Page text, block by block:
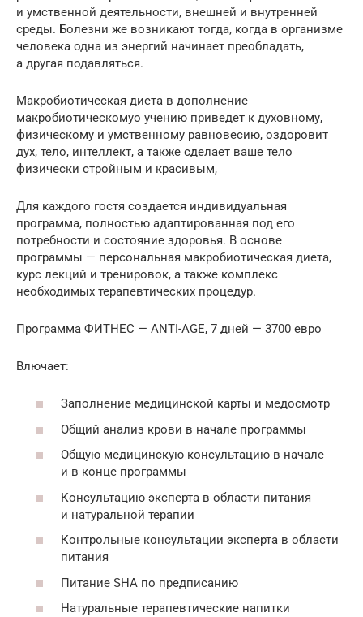
и умственной деятельности, внешней и внутренней
среды. Болезни же возникают тогда, когда в организме
человека одна из энергий начинает преобладать,
а другая подавляться.
Макробиотическая диета в дополнение
макробиотическомуо учению приведет к духовному,
физическому и умственному равновесию, оздоровит
дух, тело, интеллект, а также сделает ваше тело
физически стройным и красивым,
Для каждого гостя создается индивидуальная
программа, полностью адаптированная под его
потребности и состояние здоровья. В основе
программы — персональная макробиотическая диета,
курс лекций и тренировок, а также комплекс
необходимых терапевтических процедур.
Программа ФИТНЕС — ANTI-AGE, 7 дней — 3700 евро
Влючает:
Заполнение медицинской карты и медосмотр
Общий анализ крови в начале программы
Общую медицинскую консультацию в начале
и в конце программы
Консультацию эксперта в области питания
и натуральной терапии
Контрольные консультации эксперта в области
питания
Питание SHA по предписанию
Натуральные терапевтические напитки